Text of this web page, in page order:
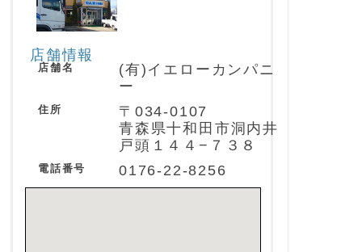
店舗情報
店舗名
(有)イエローカンパニ
ー
住所
〒034-0107
青森県十和田市洞内井
戸頭１４４−７３８
電話番号 0176-22-8256